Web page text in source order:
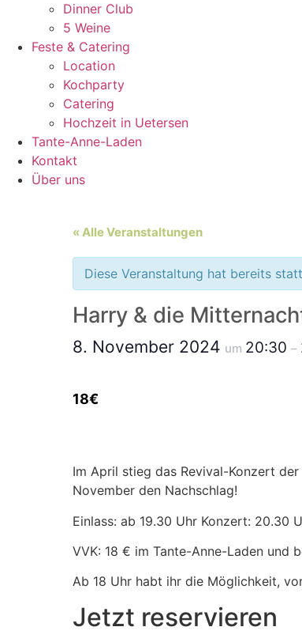
Dinner Club
5 Weine
Feste & Catering
Location
Kochparty
Catering
Hochzeit in Uetersen
Tante-Anne-Laden
Kontakt
Über uns
« Alle Veranstaltungen
Diese Veranstaltung hat bereits
Harry & die
8. November 2024 um 20:30 –
18€
Im April stieg das Revival-Konzert
November den Nachschlag!
Einlass: ab 19.30 Uhr Konzert: 20.30
VVK: 18 € im Tante-Anne-Laden und
Ab 18 Uhr habt ihr die Möglichkeit,
Jetzt reservieren